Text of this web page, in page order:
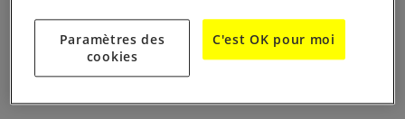
Et faite de la publicité à l’événement !
Paramètres des
cookies
C'est OK pour moi